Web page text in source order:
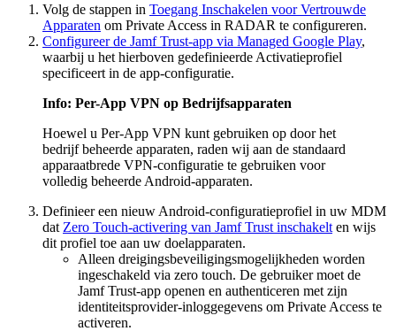
Volg de stappen in Toegang Inschakelen voor Vertrouwde
Apparaten om Private Access in RADAR te configureren.
Configureer de Jamf Trust-app via Managed Google Play,
waarbij u het hierboven gedefinieerde Activatieprofiel
specificeert in de app-configuratie.
Info: Per-App VPN op Bedrijfsapparaten
Hoewel u Per-App VPN kunt gebruiken op door het
bedrijf beheerde apparaten, raden wij aan de standaard
apparaatbrede VPN-configuratie te gebruiken voor
volledig beheerde Android-apparaten.
Definieer een nieuw Android-configuratieprofiel in uw MDM
dat Zero Touch-activering van Jamf Trust inschakelt en wijs
dit profiel toe aan uw doelapparaten.
Alleen dreigingsbeveiligingsmogelijkheden worden
ingeschakeld via zero touch. De gebruiker moet de
Jamf Trust-app openen en authenticeren met zijn
identiteitsprovider-inloggegevens om Private Access te
activeren.